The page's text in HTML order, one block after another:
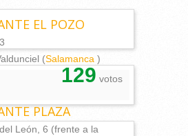
EL POZO
(Salamanca )
129 votos
PLAZA
León, 6 (frente a la